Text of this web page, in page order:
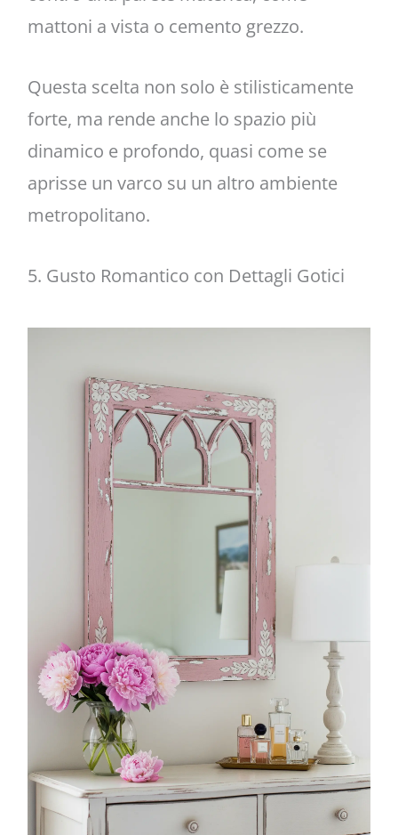
mattoni a vista o cemento grezzo.
Questa scelta non solo è stilisticamente
forte, ma rende anche lo spazio più
dinamico e profondo, quasi come se
aprisse un varco su un altro ambiente
metropolitano.
5. Gusto Romantico con Dettagli Gotici